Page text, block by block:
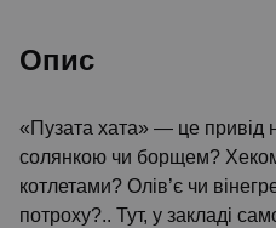
Опис
«Пузата хата» — це привід
солянкою чи борщем?
котлетами? Олів’є чи
потроху?.. Тут, у закладі